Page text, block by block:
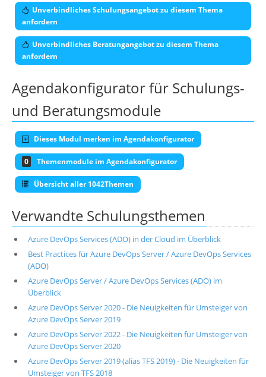
Unverbindliches Schulungsangebot zu diesem Thema
anfordern
Unverbindliches Beratungangebot zu diesem Thema
anfordern
Agendakonfigurator für Schulungs-
und Beratungsmodule
Dieses Modul merken im Agendakonfigurator
0 Themenmodule im Agendakonfigurator
Übersicht aller 1042Themen
Verwandte Schulungsthemen
Azure DevOps Services (ADO) in der Cloud im Überblick
Best Practices für Azure DevOps Server / Azure DevOps Services
(ADO)
Azure DevOps Server / Azure DevOps Services (ADO) im
Überblick
Azure DevOps Server 2020 - Die Neuigkeiten für Umsteiger von
Azure DevOps Server 2019
Azure DevOps Server 2022 - Die Neuigkeiten für Umsteiger von
Azure DevOps Server 2020
Azure DevOps Server 2019 (alias TFS 2019) - Die Neuigkeiten für
Umsteiger von TFS 2018